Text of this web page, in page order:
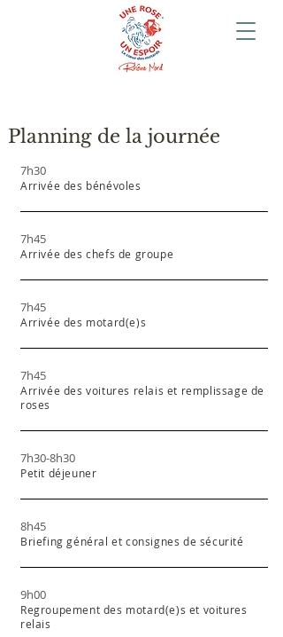
Planning de la journée
7h30
Arrivée des bénévoles
7h45
Arrivée des chefs de groupe
7h45
Arrivée des motard(e)s
7h45
Arrivée des voitures relais et remplissage de
roses
7h30-8h30
Petit déjeuner
8h45
Briefing général et consignes de sécurité
9h00
Regroupement des motard(e)s et voitures
relais